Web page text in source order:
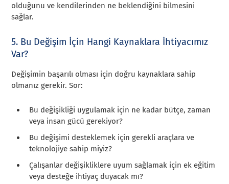
olduğunu ve kendilerinden ne beklendiğini bilmesini
sağlar.
5. Bu Değişim İçin Hangi Kaynaklara İhtiyacımız
Var?
Değişimin başarılı olması için doğru kaynaklara sahip
olmanız gerekir. Sor:
Bu değişikliği uygulamak için ne kadar bütçe, zaman
veya insan gücü gerekiyor?
Bu değişimi desteklemek için gerekli araçlara ve
teknolojiye sahip miyiz?
Çalışanlar değişikliklere uyum sağlamak için ek eğitim
veya desteğe ihtiyaç duyacak mı?